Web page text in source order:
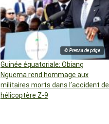
© Prensa de pdge
Guinée équatoriale: Obiang
Nguema rend hommage aux
militaires morts dans l’accident de
hélicoptère Z-9